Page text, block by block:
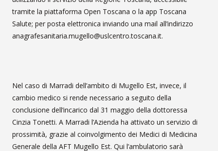
tramite la piattaforma Open Toscana o la app Toscana
Salute; per posta elettronica inviando una mail all’indirizzo
anagrafesanitaria.mugello@uslcentro.toscana.it.
Nel caso di Marradi dell’ambito di Mugello Est, invece, il
cambio medico si rende necessario a seguito della
conclusione dell’incarico dal 31 maggio della dottoressa
Cinzia Tonetti. A Marradi l’Azienda ha attivato un servizio di
prossimità, grazie al coinvolgimento dei Medici di Medicina
Generale della AFT Mugello Est. Qui l’ambulatorio sarà